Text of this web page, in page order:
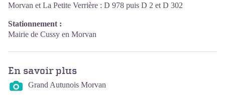
Morvan et La Petite Verrière : D 978 puis D 2 et D 302
Stationnement :
Mairie de Cussy en Morvan
En savoir plus
Grand Autunois Morvan